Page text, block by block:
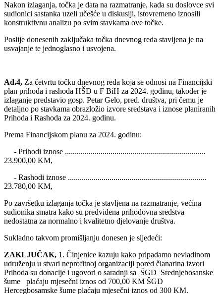
Nakon izlaganja, točka je data na razmatranje, kada su doslovce svi
sudionici sastanka uzeli učešće u diskusiji, istovremeno iznosili
konstruktivnu analizu po svim stavkama ove točke.
Poslije donesenih zaključaka točka dnevnog reda stavljena je na
usvajanje te jednoglasno i usvojena.
Ad.4, Za četvrtu točku dnevnog reda koja se odnosi na Financijski
plan prihoda i rashoda HŠD u F BiH za 2024. godinu, također je
izlaganje predstavio gosp. Petar Gelo, pred. društva, pri čemu je
detaljno po stavkama obrazložio izvore sredstava i iznose planiranih
Prihoda i Rashoda za 2024. godinu.
Prema Financijskom planu za 2024. godinu:
- Prihodi iznose .......................................................................
23.900,00 KM,
- Rashodi iznose ......................................................................
23.780,00 KM,
Po završetku izlaganja točka je stavljena na razmatranje, većina
sudionika smatra kako su predviđena prihodovna sredstva
nedostatna za normalno i kvalitetno djelovanje društva.
Sukladno takvom promišljanju donesen je sljedeći:
ZAKLJUČAK, 1. Činjenice kazuju kako pripadamo nevladinom
udruženju u stvari neprofitnoj organizaciji pored članarina izvori
Prihoda su donacije i ugovori o saradnji sa ŠGD Srednjebosanske
šume plaćaju mjesečni iznos od 700,00 KM ŠGD
Hercegbosamske šume plaćaju mjesečni iznos od 300 KM.